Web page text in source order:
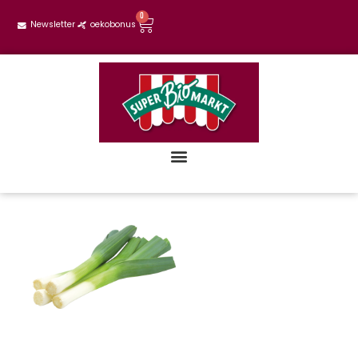
Newsletter oekobonus
0